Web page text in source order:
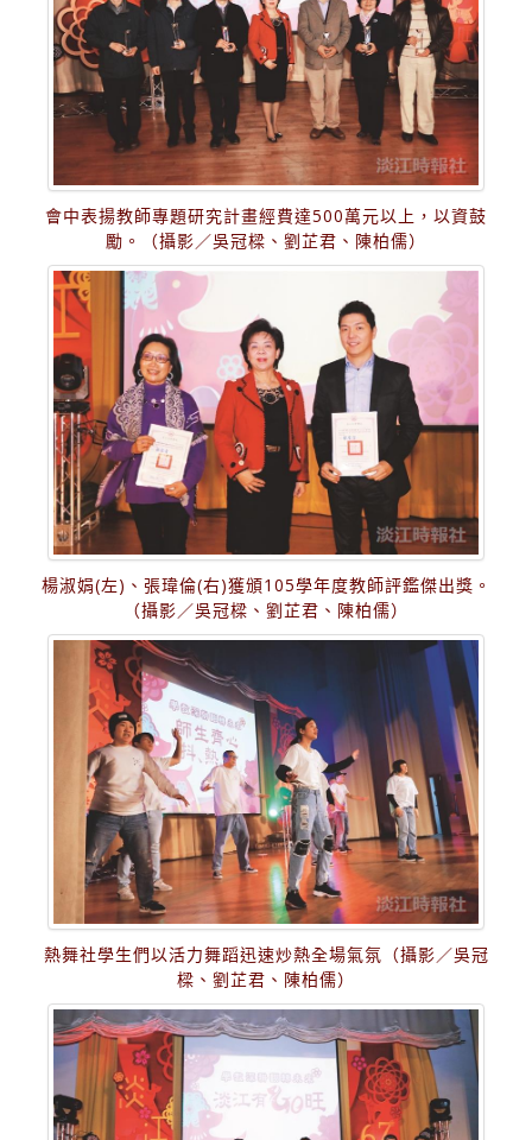
會中表揚教師專題研究計畫經費達500萬元以上，以資鼓
勵。（攝影／吳冠樑、劉芷君、陳柏儒）
楊淑娟(左)、張瑋倫(右)獲頒105學年度教師評鑑傑出獎。
（攝影／吳冠樑、劉芷君、陳柏儒）
熱舞社學生們以活力舞蹈迅速炒熱全場氣氛（攝影／吳冠
樑、劉芷君、陳柏儒）